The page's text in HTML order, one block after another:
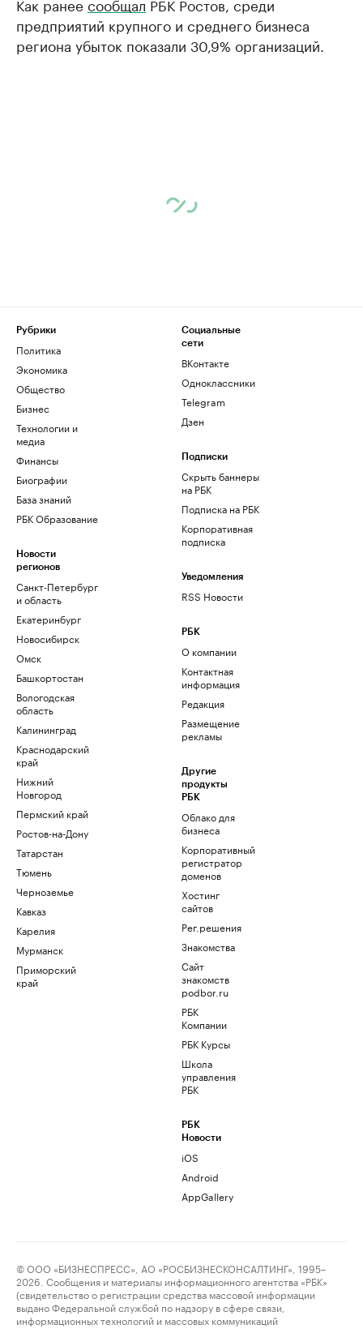
предприятий крупного и среднего бизнеса
региона убыток показали 30,9% организаций.
Рубрики
Политика
Экономика
Общество
Бизнес
Технологии и
медиа
Финансы
Биографии
База знаний
РБК Образование
Новости
регионов
Санкт-Петербург
и область
Екатеринбург
Новосибирск
Омск
Башкортостан
Вологодская
область
Калининград
Краснодарский
край
Нижний
Новгород
Пермский край
Ростов-на-Дону
Татарстан
Тюмень
Черноземье
Кавказ
Карелия
Мурманск
Приморский
край
Социальные
сети
ВКонтакте
Одноклассники
Telegram
Дзен
Подписки
Скрыть баннеры
на РБК
Подписка на РБК
Корпоративная
подписка
Уведомления
RSS Новости
РБК
О компании
Контактная
информация
Редакция
Размещение
рекламы
Другие
продукты
РБК
Облако для
бизнеса
Корпоративный
регистратор
доменов
Хостинг
сайтов
Рег.решения
Знакомства
Сайт
знакомств
podbor.ru
РБК
Компании
РБК Курсы
Школа
управления
РБК
РБК
Новости
iOS
Android
AppGallery
© ООО «БИЗНЕСПРЕСС», АО «РОСБИЗНЕСКОНСАЛТИНГ», 1995–
2026. Сообщения и материалы информационного агентства «РБК»
(свидетельство о регистрации средства массовой информации
выдано Федеральной службой по надзору в сфере связи,
информационных технологий и массовых коммуникаций